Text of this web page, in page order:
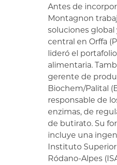
Antes de
Montagnon
soluciones
central en Orffa
lideró el
alimentaria.
gerente de
Biochem/Palital
responsable de
enzimas, de
de butirato. Su
incluye una
Instituto
Ródano-Alpes